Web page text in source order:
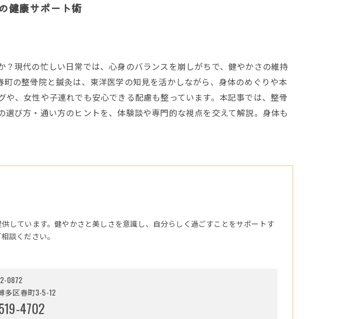
健康サポート術
現代の忙しい日常では、心身のバランスを崩しがちで、健やかさの維持
の整骨院と鍼灸は、東洋医学の知見を活かしながら、身体のめぐりや本
、女性や子連れでも安心できる配慮も整っています。本記事では、整骨
び方・通い方のヒントを、体験談や専門的な視点を交えて解説。身体も
しています。健やかさと美しさを意識し、自分らしく過ごすことをサポートす
談ください。
0872
多区春町3-5-12
4702